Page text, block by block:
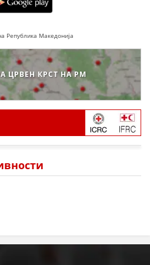
Република Македонија
ЦРВЕН КРСТ НА РМ